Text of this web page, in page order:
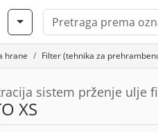
hrane Filter (tehnika za
sistem prženje ulje
XS